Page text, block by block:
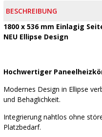
BESCHREIBUNG
1800 x 536 mm Einlagig
NEU Ellipse Design
Hochwertiger
Modernes Design in Ellipse
und Behaglichkeit.
Integrierung nahtlos ohne
Platzbedarf.